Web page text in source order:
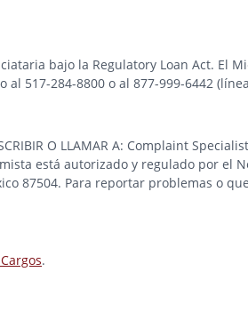
bajo la Regulatory Loan Act. El
al 517-284-8800 o al 877-999-6442
O LLAMAR A: Complaint
está autorizado y regulado por el
87504. Para reportar problemas o
.